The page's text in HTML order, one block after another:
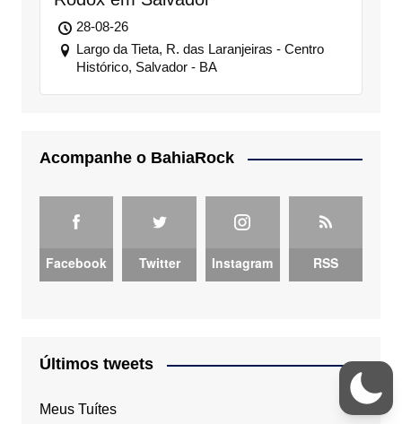
28-08-26
Largo da Tieta, R. das Laranjeiras - Centro
Histórico, Salvador - BA
Acompanhe o BahiaRock
Facebook Twitter Instagram RSS
Últimos tweets
Meus Tuítes